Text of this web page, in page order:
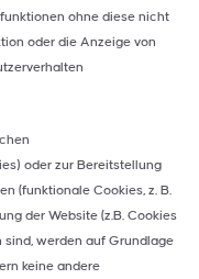
ohne diese nicht
oder die Anzeige von
oder zur Bereitstellung
(funktionale Cookies, z. B.
der Website (z.B. Cookies
sind, werden auf Grundlage
keine andere